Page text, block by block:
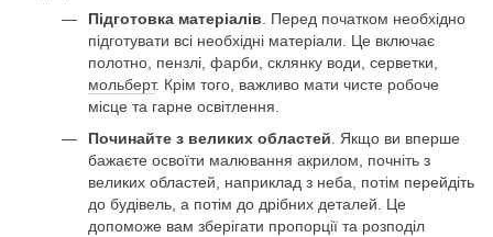
Підготовка матеріалів . Перед початком необхідно
підготувати всі необхідні матеріали. Це включає
полотно, пензлі, фарби, склянку води, серветки,
мольберт. Крім того, важливо мати чисте робоче
місце та гарне освітлення.
Починайте з великих областей . Якщо ви вперше
бажаєте освоїти малювання акрилом, почніть з
великих областей, наприклад з неба, потім перейдіть
до будівель, а потім до дрібних деталей. Це
допоможе вам зберігати пропорції та розподіл